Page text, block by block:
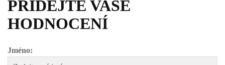
PŘIDEJTE VAŠE
HODNOCENÍ
Jméno: